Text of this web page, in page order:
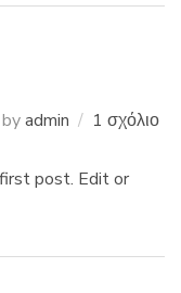
byadmin 1 σχόλιο
post. Edit or